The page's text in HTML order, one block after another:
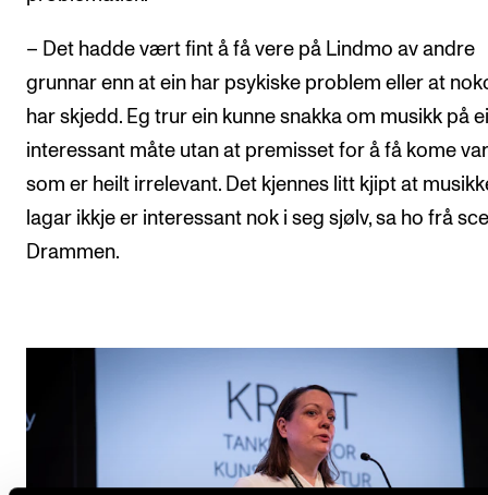
– Det hadde vært fint å få vere på Lindmo av andre
grunnar enn at ein har psykiske problem eller at
har skjedd. Eg trur ein kunne snakka om musikk på
interessant måte utan at premisset for å få kome
som er heilt irrelevant. Det kjennes litt kjipt at
lagar ikkje er interessant nok i seg sjølv, sa ho frå
Drammen.